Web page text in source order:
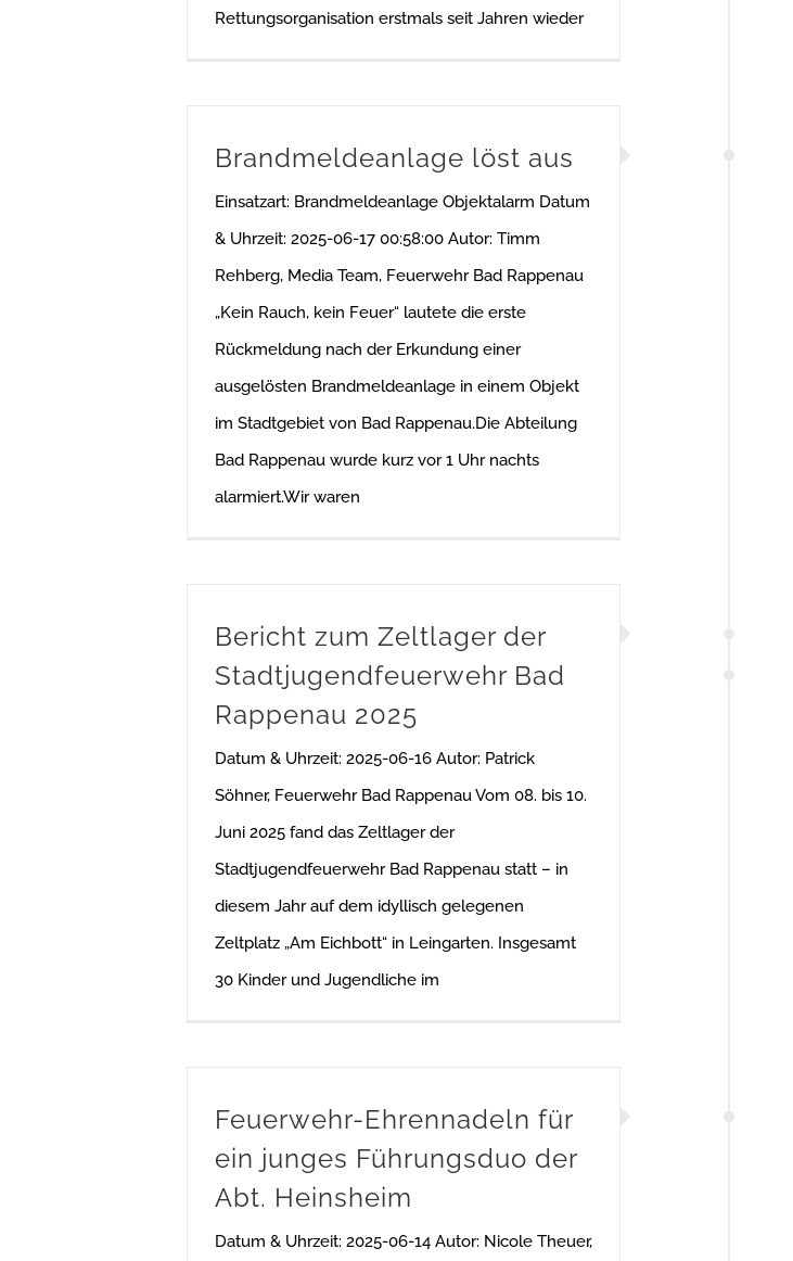
Rettungsorganisation erstmals seit Jahren wieder
Brandmeldeanlage löst aus
Einsatzart: Brandmeldeanlage Objektalarm Datum
& Uhrzeit: 2025-06-17 00:58:00 Autor: Timm
Rehberg, Media Team, Feuerwehr Bad Rappenau
„Kein Rauch, kein Feuer“ lautete die erste
Rückmeldung nach der Erkundung einer
ausgelösten Brandmeldeanlage in einem Objekt
im Stadtgebiet von Bad Rappenau.Die Abteilung
Bad Rappenau wurde kurz vor 1 Uhr nachts
alarmiert.Wir waren
Bericht zum Zeltlager der
Stadtjugendfeuerwehr Bad
Rappenau 2025
Datum & Uhrzeit: 2025-06-16 Autor: Patrick
Söhner, Feuerwehr Bad Rappenau Vom 08. bis 10.
Juni 2025 fand das Zeltlager der
Stadtjugendfeuerwehr Bad Rappenau statt – in
diesem Jahr auf dem idyllisch gelegenen
Zeltplatz „Am Eichbott“ in Leingarten. Insgesamt
30 Kinder und Jugendliche im
Feuerwehr-Ehrennadeln für
ein junges Führungsduo der
Abt. Heinsheim
Datum & Uhrzeit: 2025-06-14 Autor: Nicole Theuer,